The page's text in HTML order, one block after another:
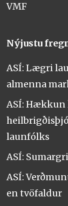
VMF
Nýjustu
ASÍ: Lægri
almenna
ASÍ:
launfólks
ASÍ:
ASÍ:
en tvöfaldur